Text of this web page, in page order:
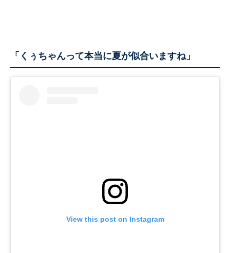
「くぅちゃんって本当に夏が似合いますね」
View this post on Instagram